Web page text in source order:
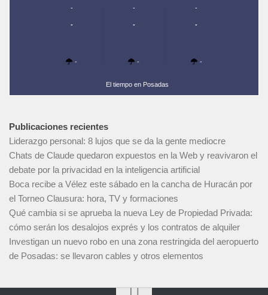
-
-
-
-
-
-
-
-
-
El tiempo en Posadas
Publicaciones recientes
Liderazgo personal: 8 lujos que se da la gente mediocre
Chats de Claude quedaron expuestos en la Web y reavivaron el
debate por la privacidad en la inteligencia artificial
Boca recibe a Vélez este sábado en la cancha de Huracán por
el Torneo Clausura: hora, TV y formaciones
Qué cambia si se aprueba la nueva Ley de Propiedad Privada:
cómo serán los desalojos exprés y los contratos de alquiler
Investigan un nuevo robo en una zona restringida del aeropuerto
de Posadas: se llevaron cables y otros elementos